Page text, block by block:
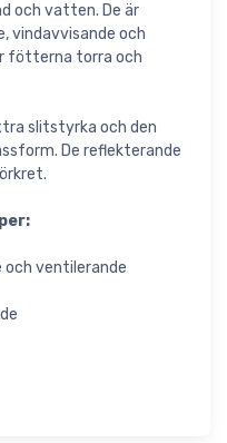
och vatten. De är
vindavvisande och
fötterna torra och
slitstyrka och den
De reflekterande
och ventilerande